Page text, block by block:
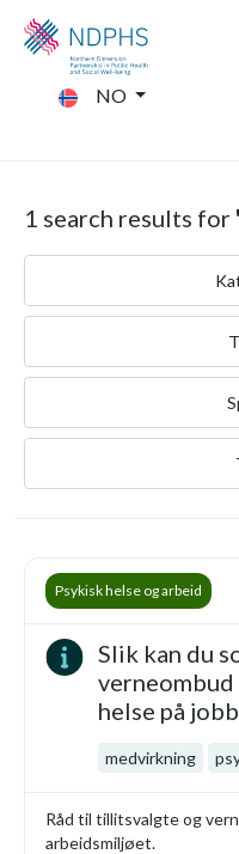
NO
1 search results for
Slik kan du
helse på
medvirkning
Råd til tillitsvalgte og
arbeidsmiljøet.
Psykisk helse og arbeid